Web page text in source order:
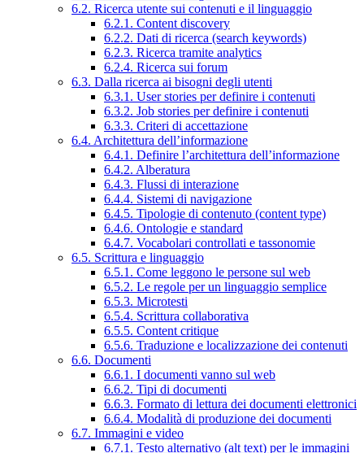
6.2. Ricerca utente sui contenuti e il linguaggio
6.2.1. Content discovery
6.2.2. Dati di ricerca (search keywords)
6.2.3. Ricerca tramite analytics
6.2.4. Ricerca sui forum
6.3. Dalla ricerca ai bisogni degli utenti
6.3.1. User stories per definire i contenuti
6.3.2. Job stories per definire i contenuti
6.3.3. Criteri di accettazione
6.4. Architettura dell’informazione
6.4.1. Definire l’architettura dell’informazione
6.4.2. Alberatura
6.4.3. Flussi di interazione
6.4.4. Sistemi di navigazione
6.4.5. Tipologie di contenuto (content type)
6.4.6. Ontologie e standard
6.4.7. Vocabolari controllati e tassonomie
6.5. Scrittura e linguaggio
6.5.1. Come leggono le persone sul web
6.5.2. Le regole per un linguaggio semplice
6.5.3. Microtesti
6.5.4. Scrittura collaborativa
6.5.5. Content critique
6.5.6. Traduzione e localizzazione dei contenuti
6.6. Documenti
6.6.1. I documenti vanno sul web
6.6.2. Tipi di documenti
6.6.3. Formato di lettura dei documenti elettronici
6.6.4. Modalità di produzione dei documenti
6.7. Immagini e video
6.7.1. Testo alternativo (alt text) per le immagini